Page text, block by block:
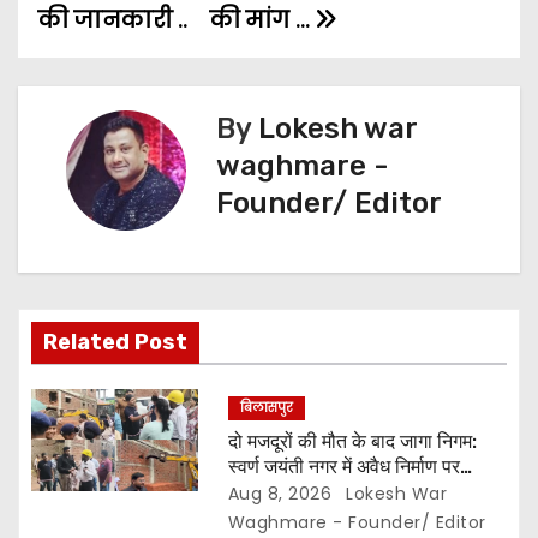
r
n
a
a
t
i
o
n
की मांग …
की जानकारी ..
By Lokesh war
waghmare -
Founder/ Editor
Related Post
बिलासपुर
दो मजदूरों की मौत के बाद जागा निगम:
स्वर्ण जयंती नगर में अवैध निर्माण पर
कार्रवाई,, दीवार तोड़ी और 7 दिन की
मोहलत…
Aug 8, 2026
Lokesh War
Waghmare - Founder/ Editor